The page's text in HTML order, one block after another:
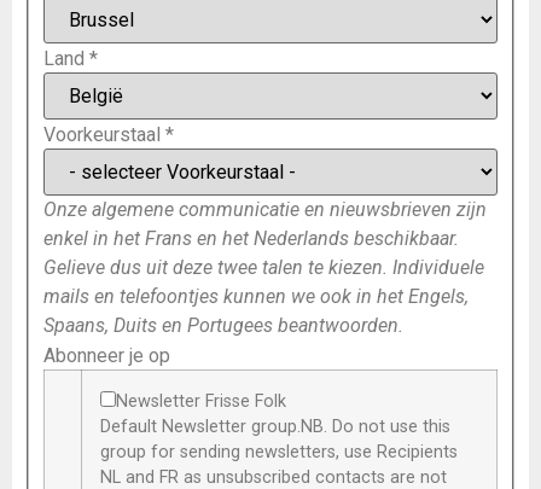
Land *
Voorkeurstaal *
Onze algemene communicatie en nieuwsbrieven zijn
enkel in het Frans en het Nederlands beschikbaar.
Gelieve dus uit deze twee talen te kiezen. Individuele
mails en telefoontjes kunnen we ook in het Engels,
Spaans, Duits en Portugees beantwoorden.
Abonneer je op
Newsletter Frisse Folk
Default Newsletter group.NB. Do not use this
group for sending newsletters, use Recipients
NL and FR as unsubscribed contacts are not